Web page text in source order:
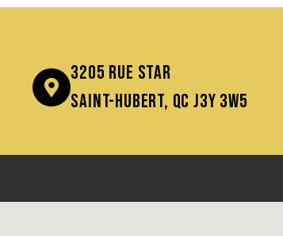
3205 Rue Star
Saint-Hubert, QC J3Y 3W5